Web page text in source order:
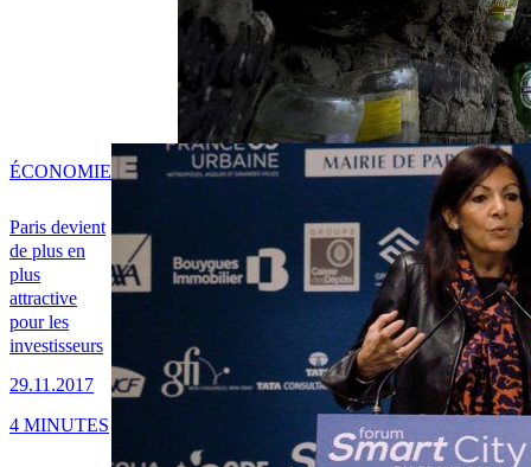
Paris devient
de plus en
plus
attractive
pour les
investisseurs
29.11.2017
ÉCONOMIE
4 MINUTES